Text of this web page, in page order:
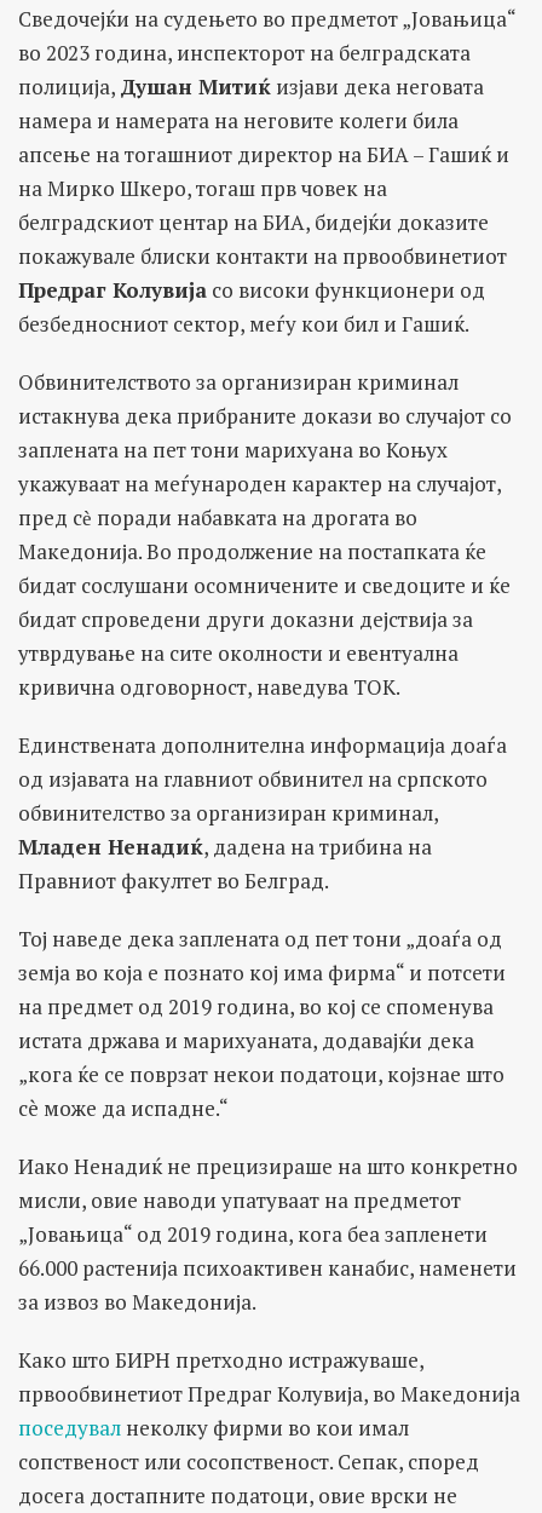
Сведочејќи на судењето во предметот „Јовањица“
во 2023 година, инспекторот на белградската
полиција, Душан Митиќ изјави дека неговата
намера и намерата на неговите колеги била
апсење на тогашниот директор на БИА – Гашиќ и
на Мирко Шкеро, тогаш прв човек на
белградскиот центар на БИА, бидејќи доказите
покажувале блиски контакти на првообвинетиот
Предраг Колувија со високи функционери од
безбедносниот сектор, меѓу кои бил и Гашиќ.
Обвинителството за организиран криминал
истакнува дека прибраните докази во случајот со
заплената на пет тони марихуана во Коњух
укажуваат на меѓународен карактер на случајот,
пред сѐ поради набавката на дрогата во
Македонија. Во продолжение на постапката ќе
бидат сослушани осомничените и сведоците и ќе
бидат спроведени други доказни дејствија за
утврдување на сите околности и евентуална
кривична одговорност, наведува ТОК.
Единствената дополнителна информација доаѓа
од изјавата на главниот обвинител на српското
обвинителство за организиран криминал,
Младен Ненадиќ, дадена на трибина на
Правниот факултет во Белград.
Тој наведе дека заплената од пет тони „доаѓа од
земја во која е познато кој има фирма“ и потсети
на предмет од 2019 година, во кој се споменува
истата држава и марихуаната, додавајќи дека
„кога ќе се поврзат некои податоци, којзнае што
сè може да испадне.“
Иако Ненадиќ не прецизираше на што конкретно
мисли, овие наводи упатуваат на предметот
„Јовањица“ од 2019 година, кога беа запленети
66.000 растенија психоактивен канабис, наменети
за извоз во Македонија.
Како што БИРН претходно истражуваше,
првообвинетиот Предраг Колувија, во Македонија
поседувал неколку фирми во кои имал
сопственост или сосопственост. Сепак, според
досега достапните податоци, овие врски не